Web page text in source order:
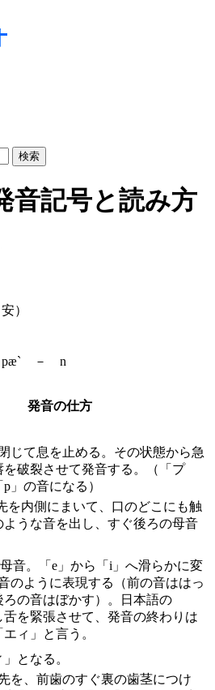
音記号と読み方
）
－ n
発音の仕方
じて息を止める。その状態から急
を破裂させて発音する。（「プ
」の音になる）
を内側にまいて、口のどこにも触
うな音を出し、すぐ後ろの母音
母音。「e」から「i」へ滑らかに変
のように表現する（前の音ははっ
ろの音はぼかす）。日本語の
舌を緊張させて、発音の終わりは
ィ」と言う。
となる。
を、前歯のすぐ裏の歯茎につけ